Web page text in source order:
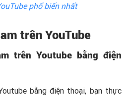
phổ biến nhất
trên YouTube
trên Youtube bằng điện
bằng điện thoại, bạn thực